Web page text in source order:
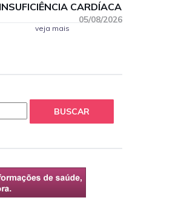
CARDÍACA
05/08/2026
veja mais
BUSCAR